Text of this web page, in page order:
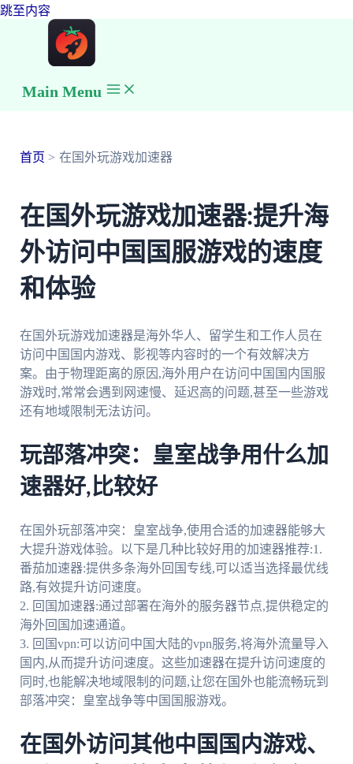
跳至内容
Main Menu
首页 在国外玩游戏加速器
在国外玩游戏加速器:提升海
外访问中国国服游戏的速度
和体验
在国外玩游戏加速器是海外华人、留学生和工作人员在
访问中国国内游戏、影视等内容时的一个有效解决方
案。由于物理距离的原因,海外用户在访问中国国内国服
游戏时,常常会遇到网速慢、延迟高的问题,甚至一些游戏
还有地域限制无法访问。
玩部落冲突：皇室战争用什么加
速器好,比较好
在国外玩部落冲突：皇室战争,使用合适的加速器能够大
大提升游戏体验。以下是几种比较好用的加速器推荐:1.
番茄加速器:提供多条海外回国专线,可以适当选择最优线
路,有效提升访问速度。
2. 回国加速器:通过部署在海外的服务器节点,提供稳定的
海外回国加速通道。
3. 回国vpn:可以访问中国大陆的vpn服务,将海外流量导入
国内,从而提升访问速度。这些加速器在提升访问速度的
同时,也能解决地域限制的问题,让您在国外也能流畅玩到
部落冲突：皇室战争等中国国服游戏。
在国外访问其他中国国内游戏、